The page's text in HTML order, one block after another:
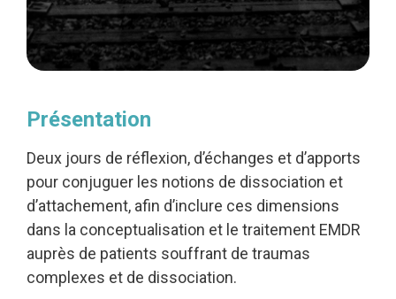
Présentation
Deux jours de réflexion, d’échanges et d’apports
pour conjuguer les notions de dissociation et
d’attachement, afin d’inclure ces dimensions
dans la conceptualisation et le traitement EMDR
auprès de patients souffrant de traumas
complexes et de dissociation.